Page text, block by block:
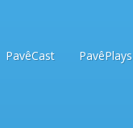
PavêCast PavêPlays